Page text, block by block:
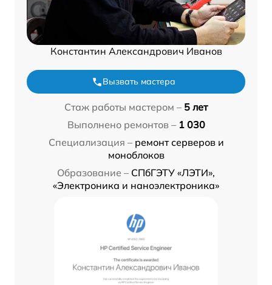
Константин Александрович Иванов
Вызвать мастера
Стаж работы мастером – 5 лет
Выполнено ремонтов – 1 030
Специализация – ремонт серверов и
моноблоков
Образование – СПбГЭТУ «ЛЭТИ»,
«Электроника и наноэлектроника»